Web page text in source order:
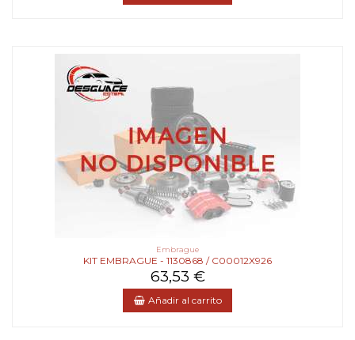
Embrague
KIT EMBRAGUE - 1130868 / C00012X926
63,53 €
Añadir al carrito